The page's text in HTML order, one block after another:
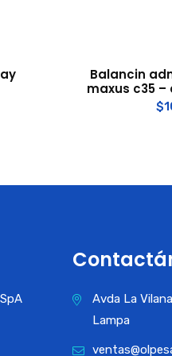
Balancin
maxus c35
$
Avda La
Lampa